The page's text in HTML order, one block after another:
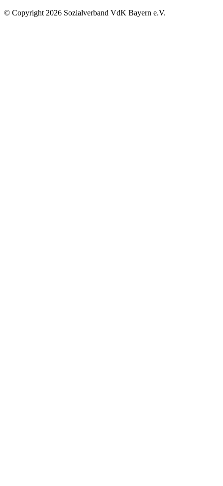
© Copyright 2026 Sozialverband VdK Bayern e.V.